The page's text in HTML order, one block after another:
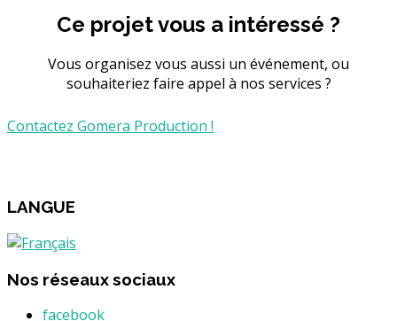
Ce projet vous a intéressé ?
Vous organisez vous aussi un événement, ou
souhaiteriez faire appel à nos services ?
Contactez Gomera Production !
LANGUE
Nos réseaux sociaux
facebook